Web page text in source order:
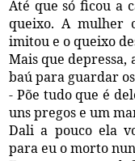
Até que só ficou a
queixo. A mulher
imitou e o queixo
Mais que
baú para guardar
- Põe tudo que é
uns pregos e um
Dali a pouco ela
para eu o morto